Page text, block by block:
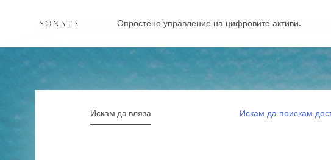
Опростено управление на цифровите активи.
Искам да вляза Искам да поискам